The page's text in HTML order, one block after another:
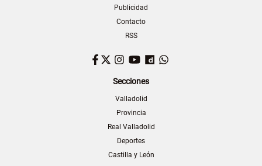
Publicidad
Contacto
RSS
Facebook
TwitterInstagram
YouTubeDailymotion
Secciones
Valladolid
Provincia
Real Valladolid
Deportes
Castilla y León